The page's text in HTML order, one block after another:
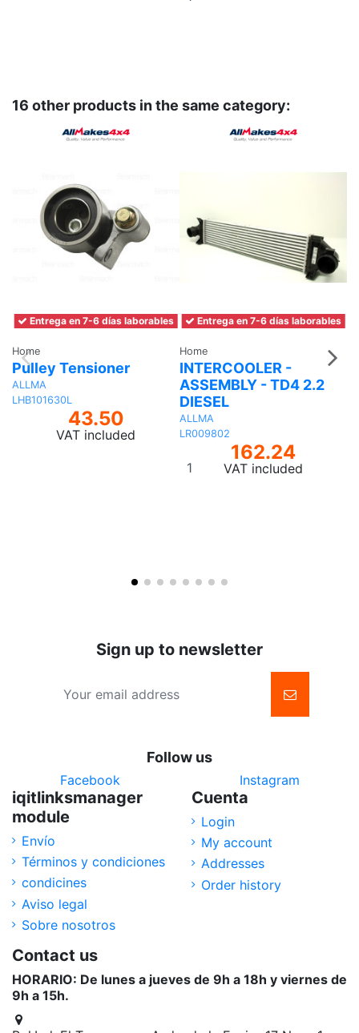
16 other products in the same category:
Entrega en 7-6 días laborables
Home
Pulley Tensioner
ALLMA
LHB101630L
43.50
VAT included
Add
to
Entrega en 7-6 días laborables
Home
INTERCOOLER -
ASSEMBLY - TD4 2.2
DIESEL
ALLMA
LR009802
162.24
VAT included
Sign up to newsletter
Follow us
Facebook Instagram
iqitlinksmanager
module
Envío
Términos y condiciones
condicines
Aviso legal
Sobre nosotros
Cuenta
Login
My account
Addresses
Order history
Contact us
HORARIO: De lunes a jueves de 9h a 18h y viernes de
9h a 15h.